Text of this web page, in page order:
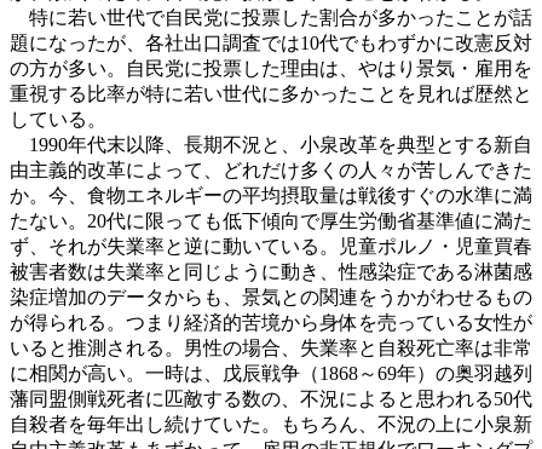
特に若い世代で自民党に投票した割合が多かったことが話
題になったが、各社出口調査では10代でもわずかに改憲反対
の方が多い。自民党に投票した理由は、やはり景気・雇用を
重視する比率が特に若い世代に多かったことを見れば歴然と
している。
1990年代末以降、長期不況と、小泉改革を典型とする新自
由主義的改革によって、どれだけ多くの人々が苦しんできた
か。今、食物エネルギーの平均摂取量は戦後すぐの水準に満
たない。20代に限っても低下傾向で厚生労働省基準値に満た
ず、それが失業率と逆に動いている。児童ポルノ・児童買春
被害者数は失業率と同じように動き、性感染症である淋菌感
染症増加のデータからも、景気との関連をうかがわせるもの
が得られる。つまり経済的苦境から身体を売っている女性が
いると推測される。男性の場合、失業率と自殺死亡率は非常
に相関が高い。一時は、戊辰戦争（1868～69年）の奥羽越列
藩同盟側戦死者に匹敵する数の、不況によると思われる50代
自殺者を毎年出し続けていた。もちろん、不況の上に小泉新